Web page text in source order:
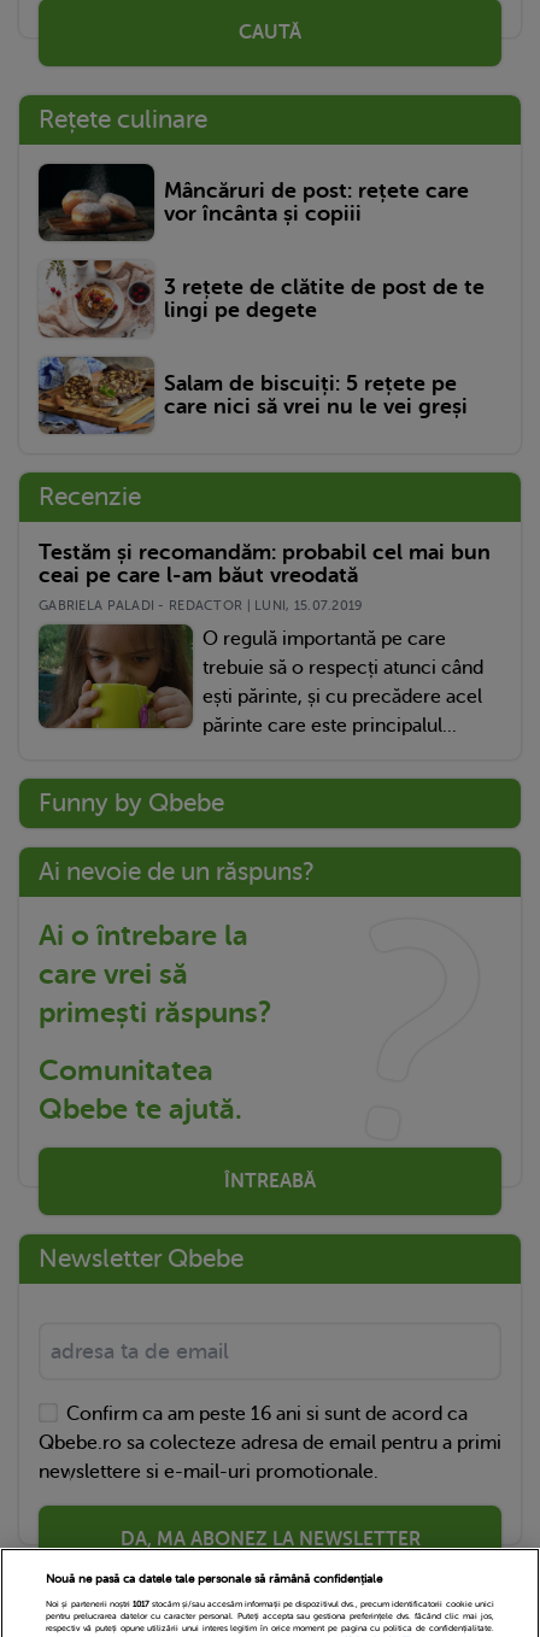
CAUTĂ
Rețete culinare
Mâncăruri de post: rețete care
vor încânta și copiii
3 rețete de clătite de post de te
lingi pe degete
Salam de biscuiți: 5 rețete pe
care nici să vrei nu le vei greși
Recenzie
Testăm și recomandăm: probabil cel mai bun
ceai pe care l-am băut vreodată
GABRIELA PALADI - REDACTOR | LUNI, 15.07.2019
O regulă importantă pe care
trebuie să o respecți atunci când
ești părinte, și cu precădere acel
părinte care este principalul...
Funny by Qbebe
Ai nevoie de un răspuns?
Ai o întrebare la
care vrei să
primești răspuns?
Comunitatea
Qbebe te ajută.
ÎNTREABĂ
Newsletter Qbebe
Confirm ca am peste 16 ani si sunt de acord ca
Qbebe.ro sa colecteze adresa de email pentru a primi
newslettere si e-mail-uri promotionale.
DA, MA ABONEZ LA NEWSLETTER
Nouă ne pasă ca datele tale personale să rămână confidențiale
Noi și partenerii noștri 1017stocăm și/sau accesăm informații pe dispozitivul dvs., precum identificatorii cookie unici
pentru prelucrarea datelor cu caracter personal. Puteți accepta sau gestiona preferințele dvs. făcând clic mai jos,
respectiv vă puteți opune utilizării unui interes legitim în orice moment pe pagina cu politica de confidențialitate.